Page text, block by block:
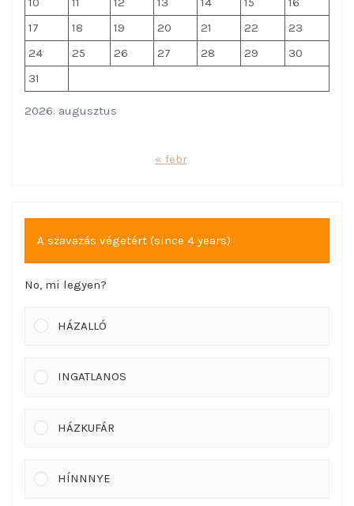
2026. augusztus
17
18 19 20 21 22
23
24
25 26 27 28 29
30
31
« febr
A szavazás végetért (since 4 years)
No, mi legyen?
HÁZALLÓ
INGATLANOS
HÁZKUFÁR
HÍNNNYE